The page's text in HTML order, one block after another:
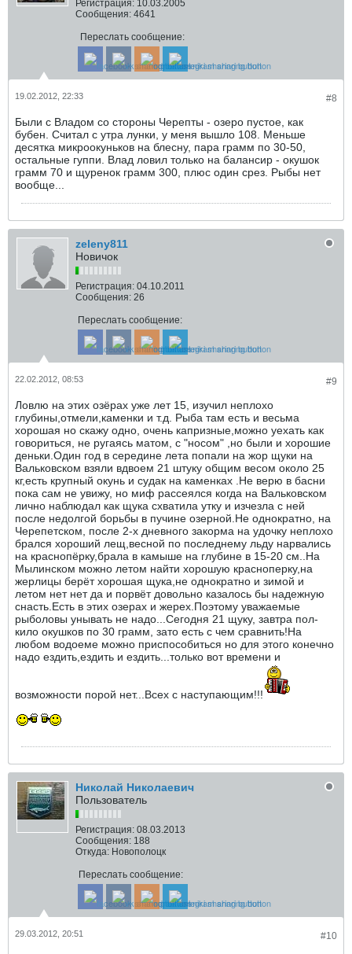
Регистрация: 10.03.2005
Сообщения: 4641
Переслать сообщение:
#8
19.02.2012, 22:33
Были с Владом со стороны Черепты - озеро пустое, как
бубен. Считал с утра лунки, у меня вышло 108. Меньше
десятка микроокуньков на блесну, пара грамм по 30-50,
остальные гуппи. Влад ловил только на балансир - окушок
грамм 70 и щуренок грамм 300, плюс один срез. Рыбы нет
вообще...
zeleny811
Новичок
Регистрация: 04.10.2011
Сообщения: 26
Переслать сообщение:
#9
22.02.2012, 08:53
Ловлю на этих озёрах уже лет 15, изучил неплохо
глубины,отмели,каменки и т.д. Рыба там есть и весьма
хорошая но скажу одно, очень капризные,можно уехать как
говориться, не ругаясь матом, с "носом" ,но были и хорошие
деньки.Один год в середине лета попали на жор щуки на
Вальковском взяли вдвоем 21 штуку общим весом около 25
кг,есть крупный окунь и судак на каменках .Не верю в басни
пока сам не увижу, но миф рассеялся когда на Вальковском
лично наблюдал как щука схватила утку и изчезла с ней
после недолгой борьбы в пучине озерной.Не однократно, на
Черепетском, после 2-х дневного закорма на удочку неплохо
брался хороший лещ,весной по последнему льду нарвались
на краснопёрку,брала в камыше на глубине в 15-20 см..На
Мылинском можно летом найти хорошую красноперку,на
жерлицы берёт хорошая щука,не однократно и зимой и
летом нет нет да и порвёт довольно казалось бы надежную
снасть.Есть в этих озерах и жерех.Поэтому уважаемые
рыболовы унывать не надо...Сегодня 21 щуку, завтра пол-
кило окушков по 30 грамм, зато есть с чем сравнить!На
любом водоеме можно приспособиться но для этого конечно
надо ездить,ездить и ездить...только вот времени и
возможности порой нет...Всех с наступающим!!!
Николай Николаевич
Пользователь
Регистрация: 08.03.2013
Сообщения: 188
Откуда: Новополоцк
Переслать сообщение:
#10
29.03.2012, 20:51